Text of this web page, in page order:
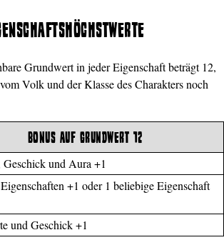
Grundwert in jeder Eigenschaft beträgt 12,
Volk und der Klasse des Charakters noch
BONUS AUF GRUNDWERT 12
und Aura +1
+1 oder 1 beliebige Eigenschaft
und Geschick +1